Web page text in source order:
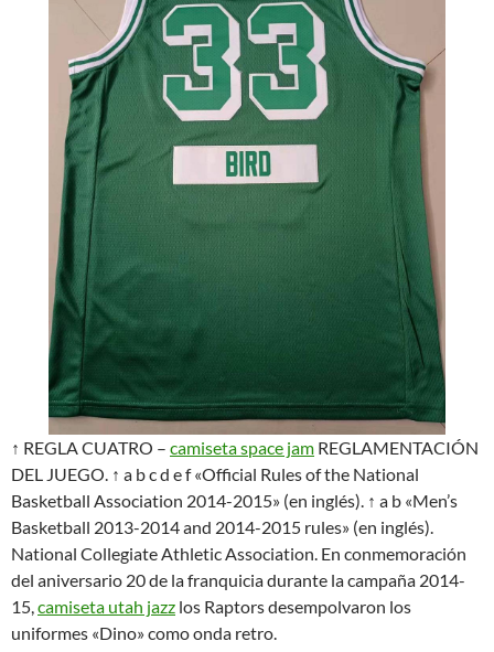
↑ REGLA CUATRO – camiseta space jam REGLAMENTACIÓN
DEL JUEGO. ↑ a b c d e f «Official Rules of the National
Basketball Association 2014-2015» (en inglés). ↑ a b «Men’s
Basketball 2013-2014 and 2014-2015 rules» (en inglés).
National Collegiate Athletic Association. En conmemoración
del aniversario 20 de la franquicia durante la campaña 2014-
15,camiseta utah jazz los Raptors desempolvaron los
uniformes «Dino» como onda retro.